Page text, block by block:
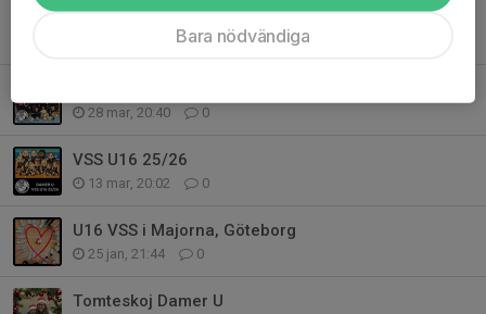
Damer U - VSS Senior 25/26
0
28 mar, 20:40 0
VSS U16 25/26
13 mar, 20:02 0
U16 VSS i Majorna, Göteborg
25 jan, 21:44 0
Tomteskoj Damer U
Bara nödvändiga